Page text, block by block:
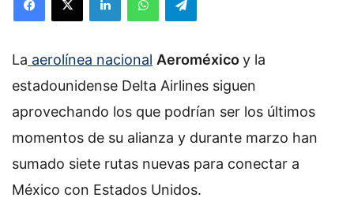
La aerolínea nacional Aeroméxicoy la
estadounidense Delta Airlines siguen
aprovechando los que podrían ser los últimos
momentos de su alianza y durante marzo han
sumado siete rutas nuevas para conectar a
México con Estados Unidos.